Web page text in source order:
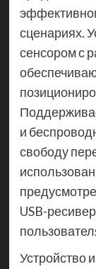
сценариях.
сенсором с
и
свободу
USB-
Устройство